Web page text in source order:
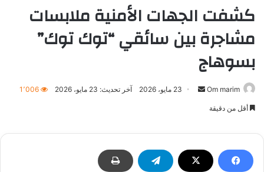
كشفت الجهات الأمنية ملابسات
مشاجرة بين سائقي “توك توك”
بسوهاج
Om marim
أرسل 23 مايو، 2026 آخر تحديث: 23 مايو، 2026 1٬006
أقل من دقيقة